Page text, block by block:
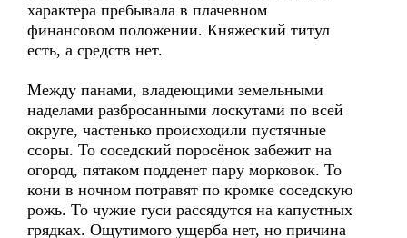
характера пребывала в плачевном
финансовом положении. Княжеский титул
есть, а средств нет.
Между панами, владеющими земельными
наделами разбросанными лоскутами по всей
округе, частенько происходили пустячные
ссоры. То соседский поросёнок забежит на
огород, пятаком подденет пару морковок. То
кони в ночном потравят по кромке соседскую
рожь. То чужие гуси рассядутся на капустных
грядках. Ощутимого ущерба нет, но причина